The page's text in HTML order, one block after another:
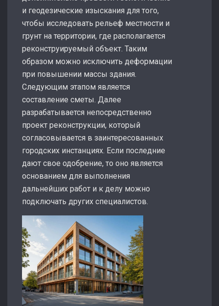
и геодезические изыскания для того,
чтобы исследовать рельеф местности и
грунт на территории, где располагается
реконструируемый объект. Таким
образом можно исключить деформации
при повышении массы здания.
Следующим этапом является
составление сметы. Далее
разрабатывается непосредственно
проект реконструкции, который
согласовывается в заинтересованных
городских инстанциях. Если последние
дают свое одобрение, то оно является
основанием для выполнения
дальнейших работ и к делу можно
подключать других специалистов.